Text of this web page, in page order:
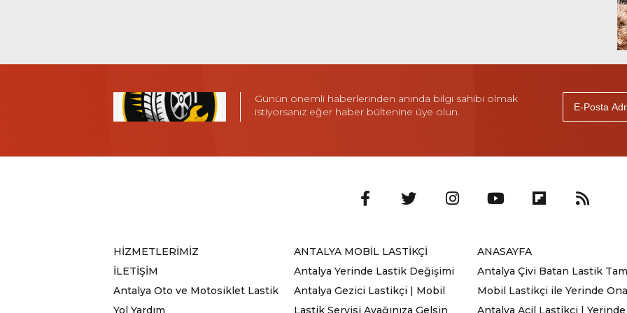
Günün önemli haberlerinden anında bilgi sahibi olmak
istiyorsanız eğer haber bültenine üye olun.
HİZMETLERİMİZ
ANTALYA MOBİL LASTİKÇİ
İLETİŞİM
Antalya Yerinde Lastik Değişimi
Antalya Oto ve Motosiklet Lastik
Yol Yardım
Antalya Gezici Lastikçi | Mobil
Lastik Servisi Ayağınıza Gelsin
ANASAYFA
Antalya Çivi Batan Lastik
Mobil Lastikçi ile Yerinde
Antalya Acil Lastikçi | Yerinde